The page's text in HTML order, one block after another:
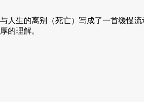
生的离别（死亡）写成了一首缓慢流
的理解。